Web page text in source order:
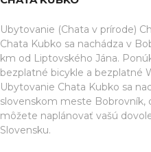
Ubytovanie (Chata v prírode)
Chata Kubko sa nachádza v
km od Liptovského Jána.
bezplatné bicykle a bezplatné
Ubytovanie Chata Kubko sa
slovenskom meste Bobrovník,
môžete naplánovať vašú
Slovensku.